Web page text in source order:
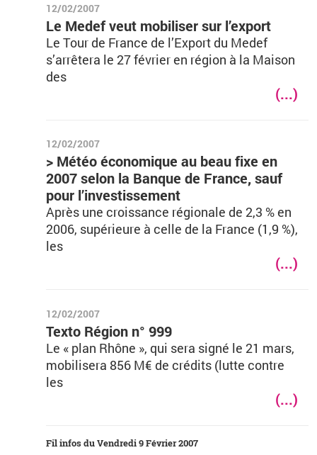
12/02/2007
Le Medef veut mobiliser sur l’export
Le Tour de France de l’Export du Medef
s’arrêtera le 27 février en région à la Maison
des
(...)
12/02/2007
> Météo économique au beau fixe en
2007 selon la Banque de France, sauf
pour l’investissement
Après une croissance régionale de 2,3 % en
2006, supérieure à celle de la France (1,9 %),
les
(...)
12/02/2007
Texto Région n° 999
Le « plan Rhône », qui sera signé le 21 mars,
mobilisera 856 M€ de crédits (lutte contre
les
(...)
Fil infos du Vendredi 9 Février 2007